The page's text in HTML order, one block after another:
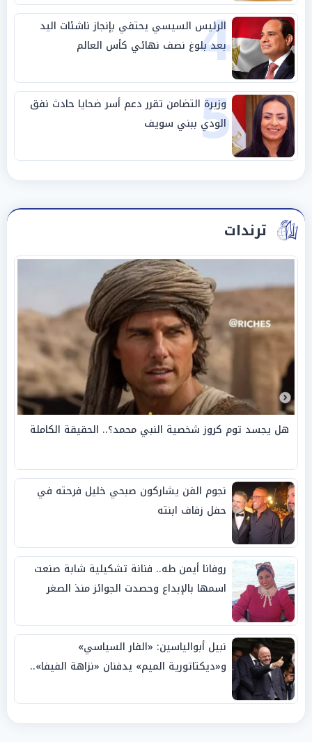
4
الرئيس السيسي يحتفي بإنجاز ناشئات اليد
بعد بلوغ نصف نهائي كأس العالم
5
وزيرة التضامن تقرر دعم أسر ضحايا حادث نفق
الودي ببني سويف
ترندات
هل يجسد توم كروز شخصية النبي محمد؟.. الحقيقة الكاملة
نجوم الفن يشاركون صبحي خليل فرحته في
حفل زفاف ابنته
روفانا أيمن طه.. فنانة تشكيلية شابة صنعت
اسمها بالإبداع وحصدت الجوائز منذ الصغر
نبيل أبوالياسين: «الفار السياسي»
و«ديكتاتورية الميم» يدفنان «نزاهة الفيفا»..